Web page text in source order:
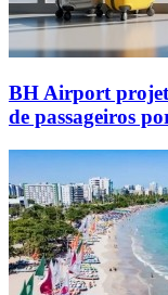
BH Airport
de passageiros